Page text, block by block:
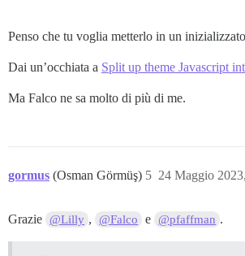
Penso che tu voglia metterlo in un
Dai un’occhiata a Split up theme Javascript
Ma Falco ne sa molto di più di me.
gormus (Osman Görmüş) 24 Maggio
5
Grazie @Lilly , @Falco e @pfaffman .